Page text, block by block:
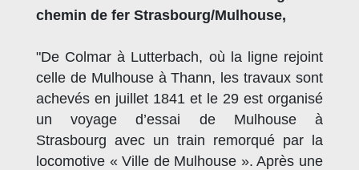
chemin de fer Strasbourg/Mulhouse,
"De Colmar à Lutterbach, où la ligne rejoint
celle de Mulhouse à Thann, les travaux sont
achevés en juillet 1841 et le 29 est organisé
un voyage d’essai de Mulhouse à
Strasbourg avec un train remorqué par la
locomotive « Ville de Mulhouse ». Après une